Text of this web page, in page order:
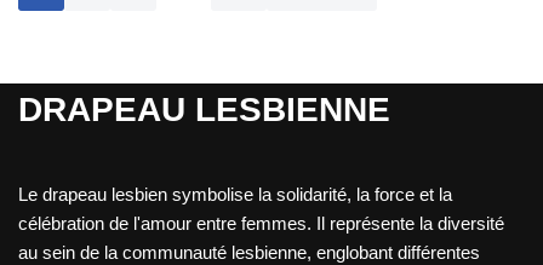
DRAPEAU LESBIENNE
Le drapeau lesbien symbolise la solidarité, la force et la
célébration de l'amour entre femmes. Il représente la diversité
au sein de la communauté lesbienne, englobant différentes